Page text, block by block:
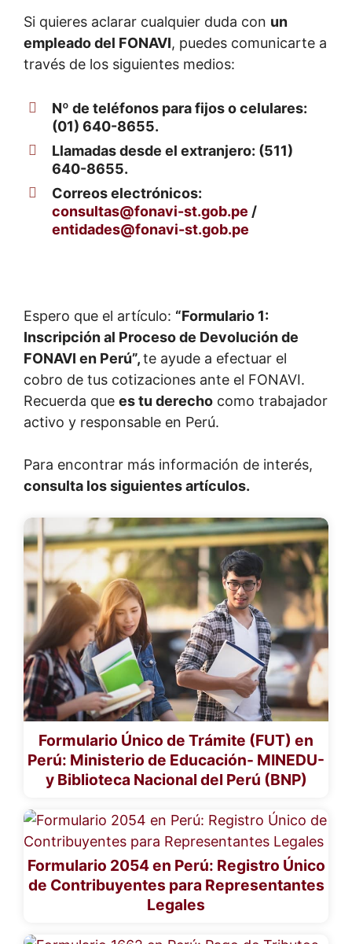
Si quieres aclarar cualquier duda con un
empleado del FONAVI, puedes comunicarte a
través de los siguientes medios:
Nº de teléfonos para fijos o celulares:
(01) 640-8655.
Llamadas desde el extranjero: (511)
640-8655.
Correos electrónicos:
consultas@fonavi-st.gob.pe /
entidades@fonavi-st.gob.pe
Espero que el artículo: “Formulario 1:
Inscripción al Proceso de Devolución de
FONAVI en Perú”,te ayude a efectuar el
cobro de tus cotizaciones ante el FONAVI.
Recuerda que es tu derecho como trabajador
activo y responsable en Perú.
Para encontrar más información de interés,
consulta los siguientes artículos.
Formulario Único de Trámite (FUT) en
Perú: Ministerio de Educación- MINEDU-
y Biblioteca Nacional del Perú (BNP)
Formulario 2054 en Perú: Registro Único
de Contribuyentes para Representantes
Legales